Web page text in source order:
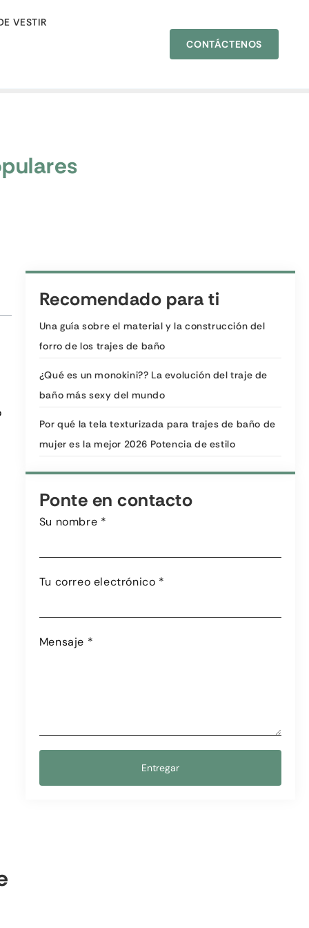
VESTIR
CONTÁCTENOS
Recomendado para ti
Una guía sobre el material y la construcción del
forro de los trajes de baño
¿Qué es un monokini?? La evolución del traje de
baño más sexy del mundo
Por qué la tela texturizada para trajes de baño de
mujer es la mejor 2026 Potencia de estilo
Ponte en contacto
Su nombre *
Tu correo electrónico *
Mensaje *
Entregar